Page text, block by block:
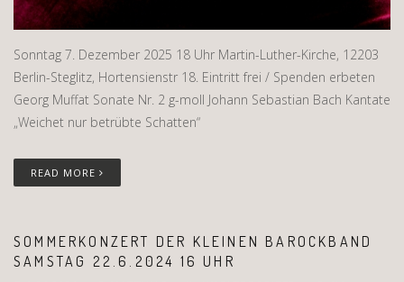
Sonntag 7. Dezember 2025 18 Uhr Martin-Luther-Kirche, 12203
Berlin-Steglitz, Hortensienstr 18. Eintritt frei / Spenden erbeten
Georg Muffat Sonate Nr. 2 g-moll Johann Sebastian Bach Kantate
„Weichet nur betrübte Schatten“
READ MORE
SOMMERKONZERT DER KLEINEN BAROCKBAND
SAMSTAG 22.6.2024 16 UHR